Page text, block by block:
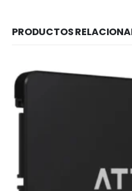
PRODUCTOS